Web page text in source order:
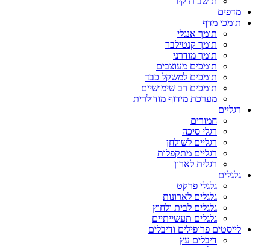
מדפים
תומכי מדף
תומך אנגלי
תומך קנטילבר
תומך מודרני
תומכים מעוצבים
תומכים למשקל כבד
תומכים רב שימושיים
מערכת מידוף מודולרית
רגליים
חמורים
רגלי סיכה
רגליים לשולחן
רגליים מתקפלות
רגלית לארון
גלגלים
גלגלי פרקט
גלגלים לארונות
גלגלים לבית ולחוץ
גלגלים תעשייתיים
לייסטים פרופילים ודיבלים
דיבלים עץ